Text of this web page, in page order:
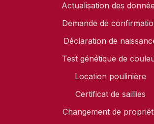
Actualisation des
Demande de
Déclaration de
Test génétique de
Location poulinière
Certificat de saillies
Changement de